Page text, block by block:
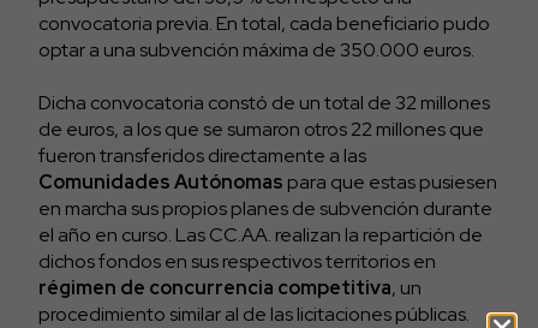
convocatoria previa. En total, cada beneficiario pudo
optar a una subvención máxima de 350.000 euros.
Dicha convocatoria constó de un total de 32 millones
de euros, a los que se sumaron otros 22 millones que
fueron transferidos directamente a las
Comunidades Autónomas para que estas pusiesen
en marcha sus propios planes de subvención durante
el año en curso. Las CC.AA. realizan la repartición de
dichos fondos en sus respectivos territorios en
régimen de concurrencia competitiva, un
procedimiento similar al de las licitaciones públicas.